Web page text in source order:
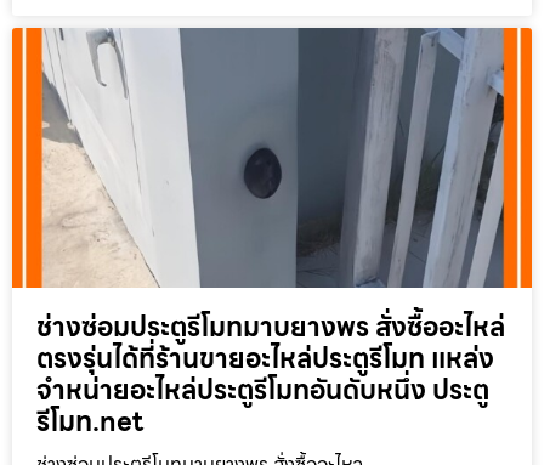
ช่างซ่อมประตูรีโมทมาบยางพร สั่งซื้ออะไหล่
ตรงรุ่นได้ที่ร้านขายอะไหล่ประตูรีโมท แหล่ง
จำหน่ายอะไหล่ประตูรีโมทอันดับหนึ่ง ประตู
รีโมท.net